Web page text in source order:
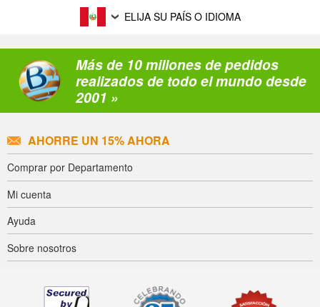
ELIJA SU PAÍS O IDIOMA
Más de 10 millones de pedidos
realizados de todo el mundo desde
2001 »
AHORRE UN 15% AHORA
Comprar por Departamento
Mi cuenta
Ayuda
Sobre nosotros